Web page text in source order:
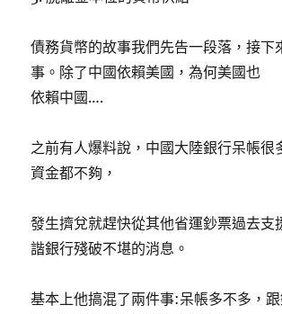
債務貨幣的故事我們先告一段落，接下
事。除了中國依賴美國，為何美國也
依賴中國….
之前有人爆料說，中國大陸銀行呆帳很
資金都不夠，
發生擠兌就趕快從其他省運鈔票過去支
諧銀行殘破不堪的消息。
基本上他搞混了兩件事:呆帳多不多，